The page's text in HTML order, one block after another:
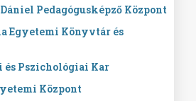
Pedagógusképző Központ
Egyetemi Könyvtár és
és Pszichológiai Kar
Központ